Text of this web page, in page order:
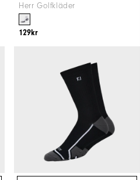
Herr Golfkläder
129kr